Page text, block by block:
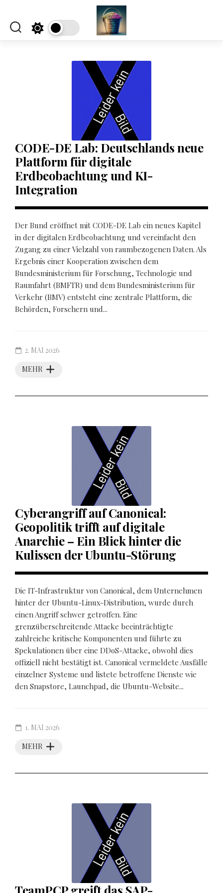
content
CODE-DE Lab: Deutschlands neue
Plattform für digitale
Erdbeobachtung und KI-
Integration
Der Bund eröffnet mit CODE-DE Lab ein neues Kapitel
in der digitalen Erdbeobachtung und vereinfacht den
Zugang zu einer Vielzahl von raumbezogenen Daten. Als
Ergebnis einer Kooperation zwischen dem
Bundesministerium für Forschung, Technologie und
Raumfahrt (BMFTR) und dem Bundesministerium für
Verkehr (BMV) entsteht eine zentrale Plattform, die
Behörden, Forschern und...
MEHR
2. MAI 2026
Cyberangriff auf Canonical:
Geopolitik trifft auf digitale
Anarchie – Ein Blick hinter die
Kulissen der Ubuntu-Störung
Die IT-Infrastruktur von Canonical, dem Unternehmen
hinter der Ubuntu-Linux-Distribution, wurde durch
einen Angriff schwer getroffen. Eine
grenzüberschreitende Attacke beeinträchtigte
zahlreiche kritische Komponenten und führte zu
Spekulationen über eine DDoS-Attacke, obwohl dies
offiziell nicht bestätigt ist. Canonical vermeldete Ausfälle
einzelner Systeme und listete betroffene Dienste wie
den Snapstore, Launchpad, die Ubuntu-Website...
MEHR
1. MAI 2026